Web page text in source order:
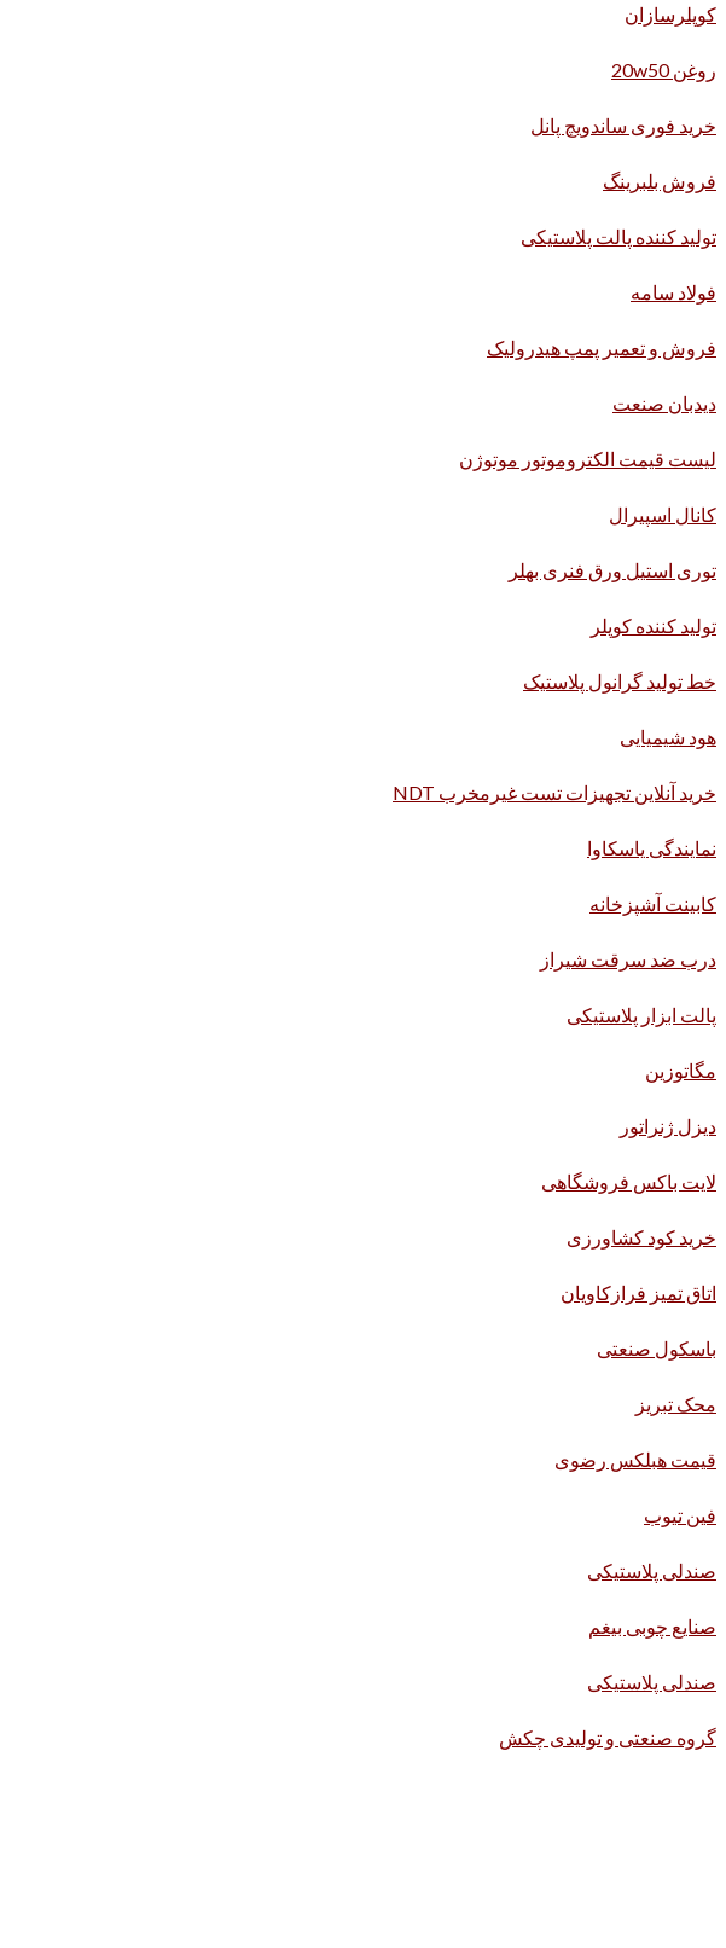
کوپلرسازان
روغن 20w50
خرید فوری ساندویچ پانل
فروش بلبرینگ
تولید کننده پالت پلاستیکی
فولاد سامه
فروش و تعمیر پمپ هیدرولیک
دیدبان صنعت
لیست قیمت الکتروموتور موتوژن
کانال اسپیرال
توری استیل ورق فنری بهلر
تولید کننده کوپلر
خط تولید گرانول پلاستیک
هود شیمیایی
خرید آنلاین تجهیزات تست غیرمخرب NDT
نمایندگی یاسکاوا
کابینت آشپزخانه
درب ضد سرقت شیراز
پالت ابزار پلاستیکی
مگاتوزین
دیزل ژنراتور
لایت باکس فروشگاهی
خرید کود کشاورزی
اتاق تمیز فرازکاویان
باسکول صنعتی
محک تبریز
قیمت هبلکس رضوی
فین تیوب
صندلی پلاستیکی
صنایع چوبی بیغم
صندلی پلاستیکی
گروه صنعتی و تولیدی چکش